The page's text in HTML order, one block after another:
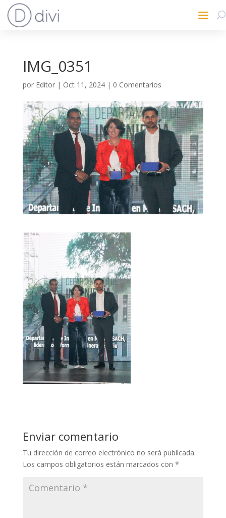
IMG_0351
por Editor| Oct 11, 2024| 0 Comentarios
Enviar comentario
Tu dirección de correo electrónico no será publicada.
Los campos obligatorios están marcados con *